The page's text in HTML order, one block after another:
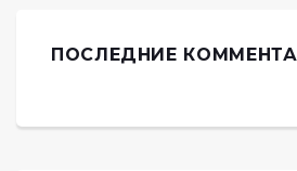
ПОСЛЕДНИЕ